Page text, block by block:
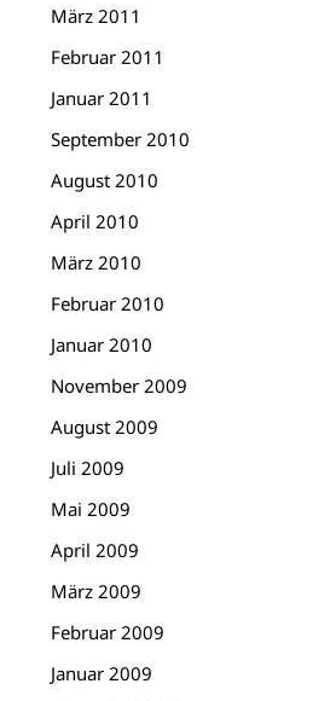
März 2011
Februar 2011
Januar 2011
September 2010
August 2010
April 2010
März 2010
Februar 2010
Januar 2010
November 2009
August 2009
Juli 2009
Mai 2009
April 2009
März 2009
Februar 2009
Januar 2009